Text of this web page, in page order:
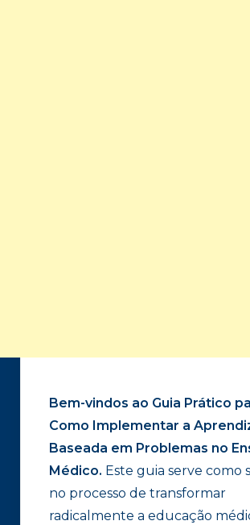
Bem-vindos ao Guia Prático
Como Implementar a
Baseada em Problemas no
Médico. Este guia serve como
no processo de transformar
radicalmente a educação